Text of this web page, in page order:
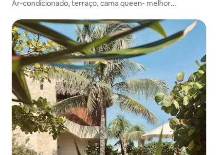
Ar-condicionado, terraço, cama queen- melhor